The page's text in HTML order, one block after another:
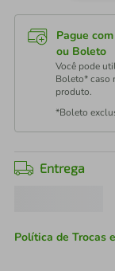
Pague
ou Boleto
Você pode
Boleto* caso
produto.
*Boleto
Entrega
Política de Trocas